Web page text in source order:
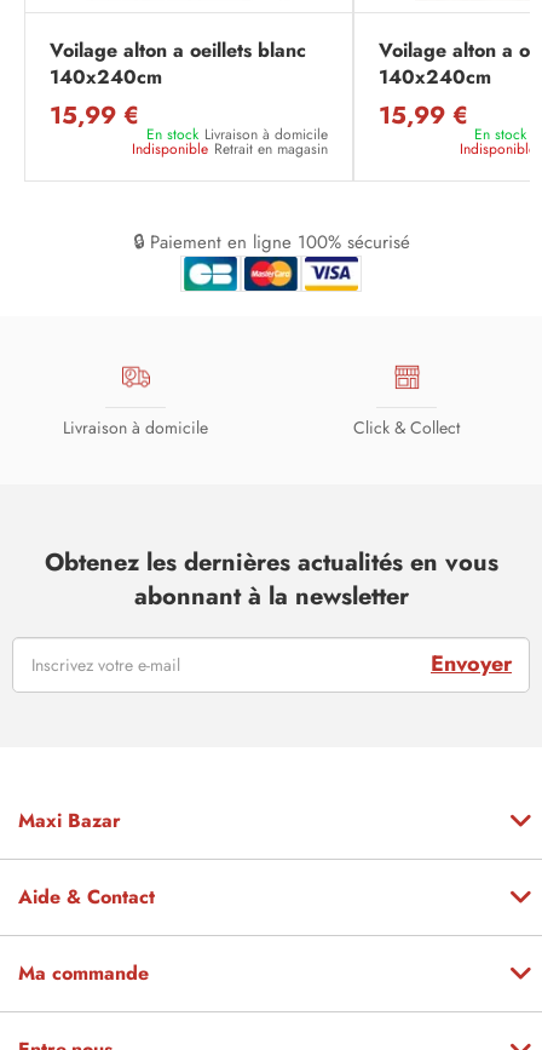
Voilage alton a oeillets blanc
140x240cm
15,99 €
En stock Livraison à domicile
Indisponible Retrait en magasin
Voilage alton a
140x240cm
15,99 €
En stock
Indisponible
🔒 Paiement en ligne 100% sécurisé
Livraison à domicile Click & Collect
Obtenez les dernières actualités en vous
abonnant à la newsletter
Envoyer
Maxi Bazar
Aide & Contact
Ma commande